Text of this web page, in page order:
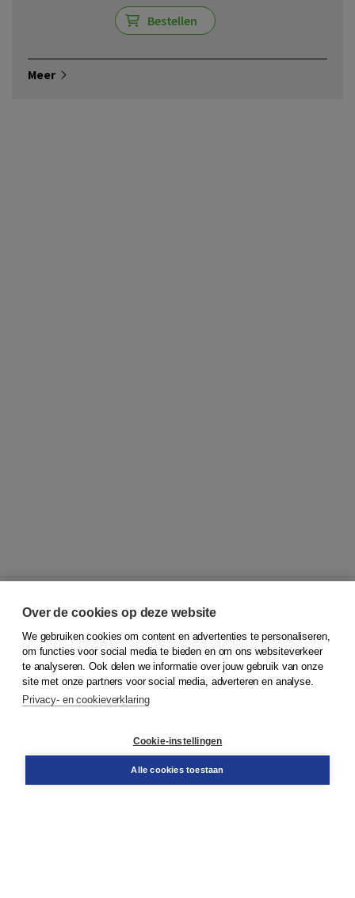
Bestellen
Meer
© 2026Koninklijke Boom uitgevers
Klantenservice
Service & informatie
Contact
Over de cookies op deze website
We gebruiken cookies om content en advertenties te personaliseren,
om functies voor social media te bieden en om ons websiteverkeer
te analyseren. Ook delen we informatie over jouw gebruik van onze
site met onze partners voor social media, adverteren en analyse.
Privacy- en cookieverklaring
Cookie-instellingen
Alle cookies toestaan